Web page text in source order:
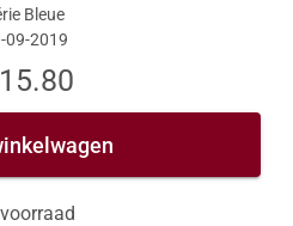
Bleue
09-2019